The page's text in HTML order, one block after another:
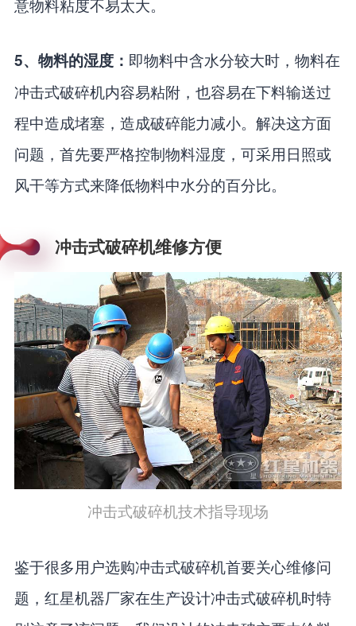
5、物料的湿度： 即物料中含水分较大时，物料在
冲击式破碎机内容易粘附，也容易在下料输送过
程中造成堵塞，造成破碎能力减小。解决这方面
问题，首先要严格控制物料湿度，可采用日照或
风干等方式来降低物料中水分的百分比。
冲击式破碎机维修方便
冲击式破碎机技术指导现场
鉴于很多用户选购冲击式破碎机首要关心维修问
题，红星机器厂家在生产设计冲击式破碎机时特